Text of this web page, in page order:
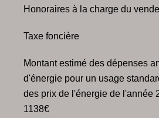
Honoraires à la charge du
Taxe foncière
Montant estimé des dépenses
d'énergie pour un usage
des prix de l'énergie de l'année
1138€